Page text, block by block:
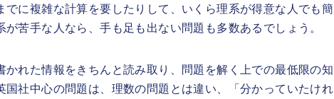
に複雑な計算を要したりして、いくら理系が得意な人でも簡
苦手な人なら、手も足も出ない問題も多数あるでしょう。
れた情報をきちんと読み取り、問題を解く上での最低限の知
社中心の問題は、理数の問題とは違い、「分かっていたけれ